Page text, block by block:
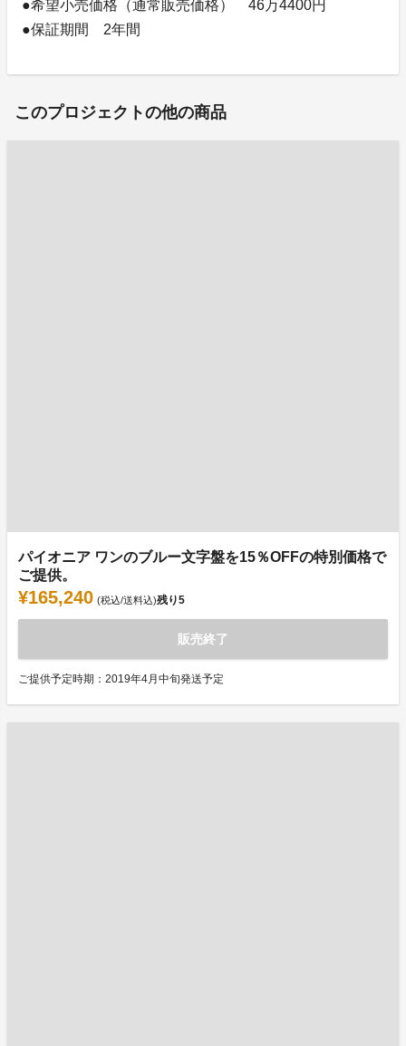
●希望小売価格（通常販売価格） 46万4400円
●保証期間 2年間
このプロジェクトの他の商品
パイオニア ワンのブルー文字盤を15％OFFの特別価格で
ご提供。
¥165,240 (税込/送料込)残り5
販売終了
ご提供予定時期：2019年4月中旬発送予定